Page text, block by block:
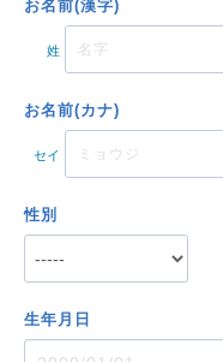
お名前(漢字)
姓
お名前(カナ)
セイ
性別
生年月日